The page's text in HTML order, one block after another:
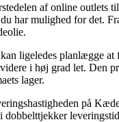
af online outlets
har mulighed for det.
ligeledes planlægge at
i høj grad let. Den
lager.
på
dobbelttjekker